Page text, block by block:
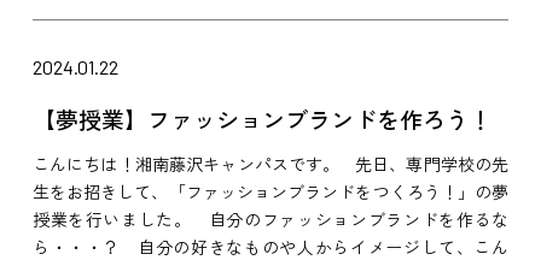
2024.01.22
【夢授業】ファッションブランドを作ろう！
こんにちは！湘南藤沢キャンパスです。 先日、専門学校の先
生をお招きして、「ファッションブランドをつくろう！」の夢
授業を行いました。 自分のファッションブランドを作るな
ら・・・？ 自分の好きなものや人からイメージして、こん